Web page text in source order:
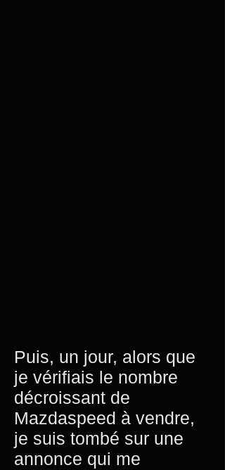
Puis, un jour, alors que
je vérifiais le nombre
décroissant de
Mazdaspeed à vendre,
je suis tombé sur une
annonce qui me